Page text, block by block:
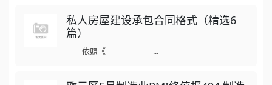
私人房屋建设承包合同格式（精选6
篇）
依照《_____________...